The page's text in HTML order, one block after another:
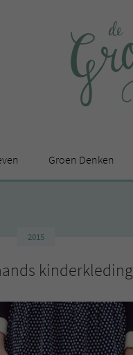
Groen Denken
2015
kinderkleding